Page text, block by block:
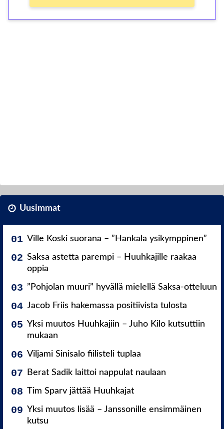
Uusimmat
Ville Koski suorana – ”Hankala ysikymppinen”
Saksa astetta parempi – Huuhkajille raakaa
oppia
”Pohjolan muuri” hyvällä mielellä Saksa-otteluun
Jacob Friis hakemassa positiivista tulosta
Yksi muutos Huuhkajiin – Juho Kilo kutsuttiin
mukaan
Viljami Sinisalo fiilisteli tuplaa
Berat Sadik laittoi nappulat naulaan
Tim Sparv jättää Huuhkajat
Yksi muutos lisää – Janssonille ensimmäinen
kutsu